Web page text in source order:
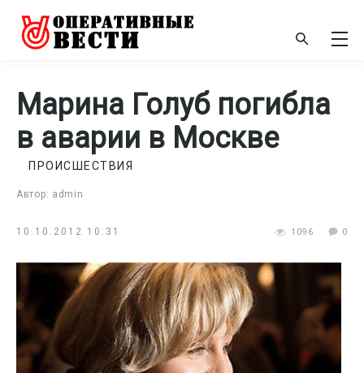
Марина Голуб погибла
в аварии в Москве
Автор: admin
ПРОИСШЕСТВИЯ
10.10.2012 10:31 1096 0